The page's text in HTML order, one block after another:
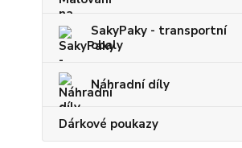
SakyPaky - transportní
obaly
Náhradní díly
Dárkové poukazy